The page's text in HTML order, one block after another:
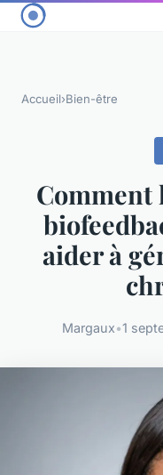
Accueil›Bien-être
Comment
aider à
Margaux•1